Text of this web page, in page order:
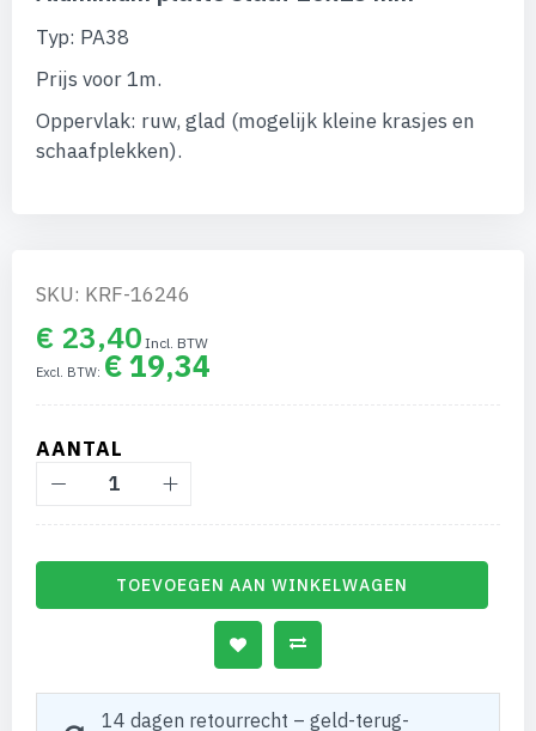
begin
afbeeldingen-
Typ: PA38
Prijs voor 1m.
Oppervlak: ruw, glad (mogelijk kleine krasjes en
schaafplekken).
SKU: KRF-16246
€ 23,40
€ 19,34
AANTAL
TOEVOEGEN AAN WINKELWAGEN
14 dagen retourrecht – geld-terug-